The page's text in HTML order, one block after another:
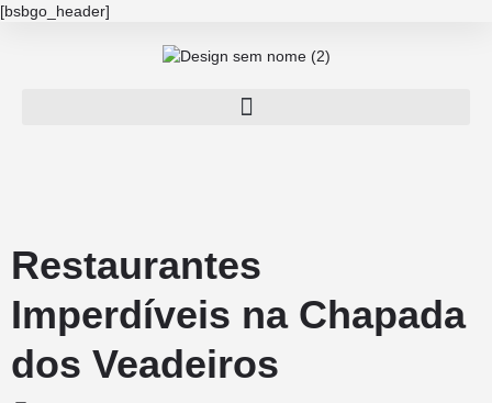
[bsbgo_header]
Restaurantes
Imperdíveis na Chapada
dos Veadeiros